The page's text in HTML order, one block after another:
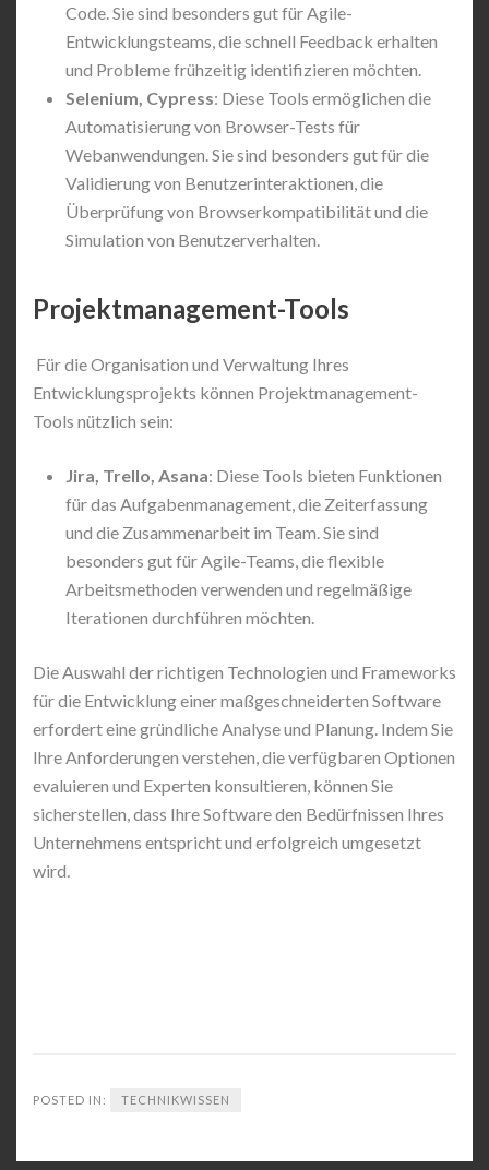
Code. Sie sind besonders gut für Agile-
Entwicklungsteams, die schnell Feedback erhalten
und Probleme frühzeitig identifizieren möchten.
Selenium, Cypress: Diese Tools ermöglichen die
Automatisierung von Browser-Tests für
Webanwendungen. Sie sind besonders gut für die
Validierung von Benutzerinteraktionen, die
Überprüfung von Browserkompatibilität und die
Simulation von Benutzerverhalten.
Projektmanagement-Tools
Für die Organisation und Verwaltung Ihres
Entwicklungsprojekts können Projektmanagement-
Tools nützlich sein:
Jira, Trello, Asana: Diese Tools bieten Funktionen
für das Aufgabenmanagement, die Zeiterfassung
und die Zusammenarbeit im Team. Sie sind
besonders gut für Agile-Teams, die flexible
Arbeitsmethoden verwenden und regelmäßige
Iterationen durchführen möchten.
Die Auswahl der richtigen Technologien und Frameworks
für die Entwicklung einer maßgeschneiderten Software
erfordert eine gründliche Analyse und Planung. Indem Sie
Ihre Anforderungen verstehen, die verfügbaren Optionen
evaluieren und Experten konsultieren, können Sie
sicherstellen, dass Ihre Software den Bedürfnissen Ihres
Unternehmens entspricht und erfolgreich umgesetzt
wird.
POSTED IN: TECHNIKWISSEN